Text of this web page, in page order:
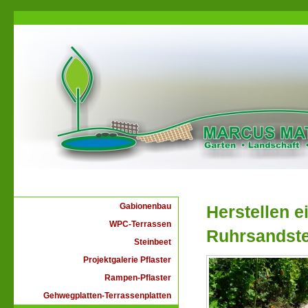
Herstellen
Gabionenbau
WPC-Terrassen
Steinbeet
Projektgalerie Pflaster
Rampen-Pflaster
Gehwegplatten-Terrassenplatten